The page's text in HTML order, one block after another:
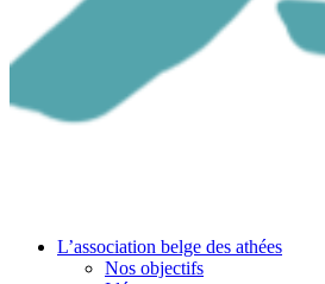
L’association belge des athées
Nos objectifs